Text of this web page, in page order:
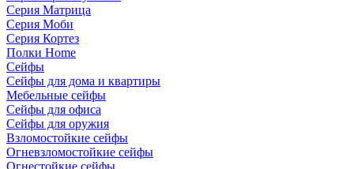
Серия Матрица
Серия Моби
Серия Кортез
Полки Home
Сейфы
Сейфы для дома и квартиры
Мебельные сейфы
Сейфы для офиса
Сейфы для оружия
Взломостойкие сейфы
Огневзломостойкие сейфы
Огнестойкие сейфы